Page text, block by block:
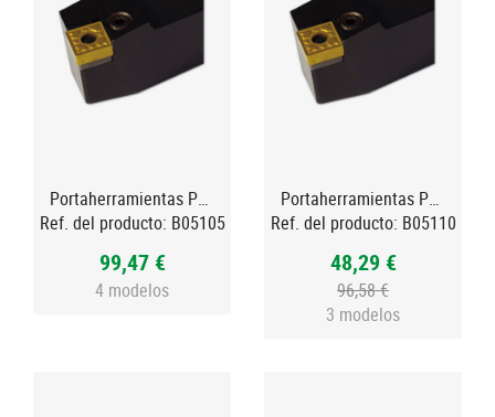
Portaherramientas PSBN 75º negativo
Ref. del producto: B05105
99,47 €
4 modelos
Portaherramientas PSBN 75º negativo
Ref. del producto: B05110
48,29 €
96,58 €
3 modelos